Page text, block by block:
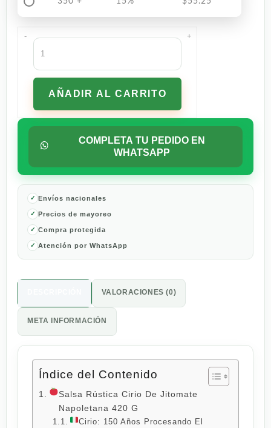
-
Salsa
Rústica
Cirio
de
Jitomate
Napoletana
420
cantidad
AÑADIR AL CARRITO
+
COMPLETA TU PEDIDO EN
WHATSAPP
Envíos nacionales
Precios de mayoreo
Compra protegida
Atención por WhatsApp
VALORACIONES (0)
META INFORMACIÓN
Índice del Contenido
Salsa Rústica Cirio De Jitomate
Napoletana 420 G
Cirio: 150 Años Procesando El